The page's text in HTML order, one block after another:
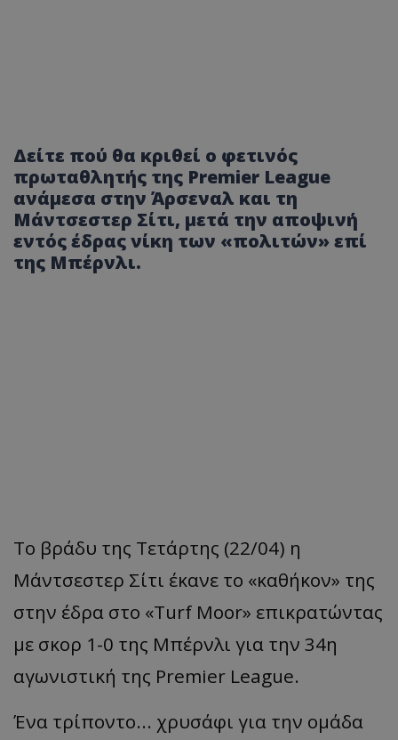
Δείτε πού θα κριθεί ο φετινός
πρωταθλητής της Premier League
ανάμεσα στην Άρσεναλ και τη
Μάντσεστερ Σίτι, μετά την αποψινή
εντός έδρας νίκη των «πολιτών» επί
της Μπέρνλι.
Το βράδυ της Τετάρτης (22/04) η
Μάντσεστερ Σίτι έκανε το «καθήκον» της
στην έδρα στο «Turf Moor» επικρατώντας
με σκορ 1-0 της Μπέρνλι για την 34η
αγωνιστική της Premier League.
Ένα τρίποντο... χρυσάφι για την ομάδα